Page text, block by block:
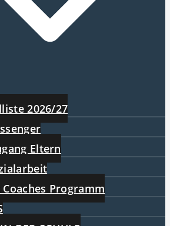
2026/27
Eltern
Coaches Programm